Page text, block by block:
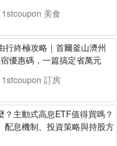
1stcoupon 美食
行終極攻略｜首爾釜山濟州
優惠碼，一篇搞定省萬元
1stcoupon 訂房
？主動式高息ETF值得買嗎？
配息機制、投資策略與持股方